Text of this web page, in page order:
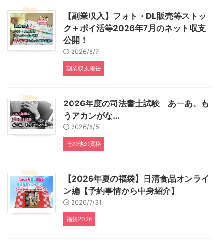
【副業収入】フォト・DL販売等ストッ
ク＋ポイ活等2026年7月のネット収支
公開！
2026/8/7
副業収支報告
2026年度の司法書士試験 あーあ、も
うアカンがな…
2026/8/5
その他の資格
【2026年夏の福袋】日清食品オンライ
ン編【予約事情から中身紹介】
2026/7/31
福袋2026